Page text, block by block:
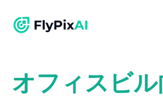
オフィスビル